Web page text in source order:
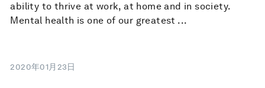
ability to thrive at work, at home and in society.
Mental health is one of our greatest ...
2020年01月23日